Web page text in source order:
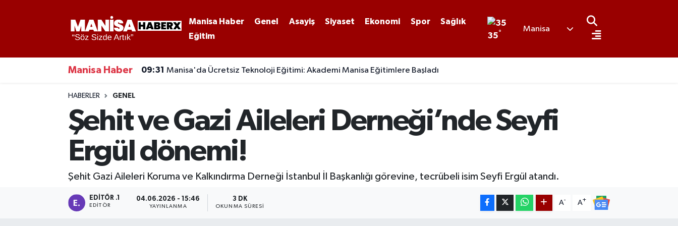
Manisa Haber Genel Asayiş Siyaset Ekonomi Spor
Sağlık
Eğitim
35°
Manisa
Manisa Haber 09:31 Manisa'da Ücretsiz Teknoloji Eğitimi: Akademi Manisa Eğitimlere Başladı
HABERLER GENEL
Şehit ve Gazi Aileleri Derneği’nde Seyfi
Ergül dönemi!
Şehit Gazi Aileleri Koruma ve Kalkındırma Derneği İstanbul İl Başkanlığı görevine, tecrübeli isim Seyfi Ergül atandı.
EDITÖR .1
EDITÖR
04.06.2026 - 15:46
YAYINLANMA
3 DK
OKUNMA SÜRESI
A- A+
Kültür-Sanat
Manisa Nöbetçi Eczaneler
Manisa Hava Durumu
Manisa Trafik Yoğunluk Haritası
Süper Lig Puan Durumu ve Fikstür
Son Dakika Haberleri